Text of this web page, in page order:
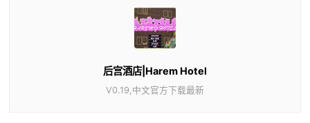
后宫酒店|Harem Hotel
V0.19,中文官方下载最新